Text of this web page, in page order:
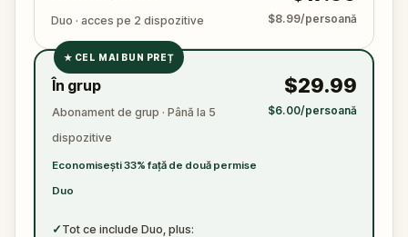
Duo · acces pe 2 dispozitive $8.99/persoană
✓
✓
★ CEL MAI BUN PREȚ
În grup
Abonament de grup · Până la 5
dispozitive
Economisești 33% față de două permise
Duo
$29.99
$6.00/persoană
✓ Tot ce include Duo, plus: